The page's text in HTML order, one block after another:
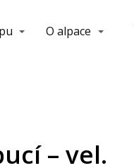
O alpace
– vel.